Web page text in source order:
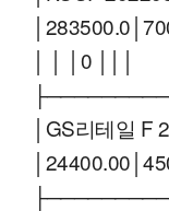
│ │ │0 │││
│GS리테일 F